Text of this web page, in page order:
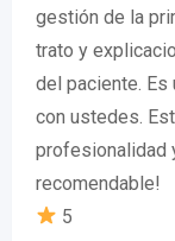
gestión de la
trato y
del paciente. Es
con ustedes.
profesionalidad
recomendable!
5